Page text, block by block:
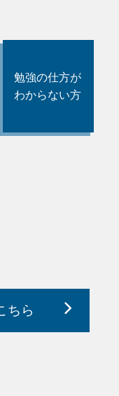
勉強の仕方が
わからない方
ちら